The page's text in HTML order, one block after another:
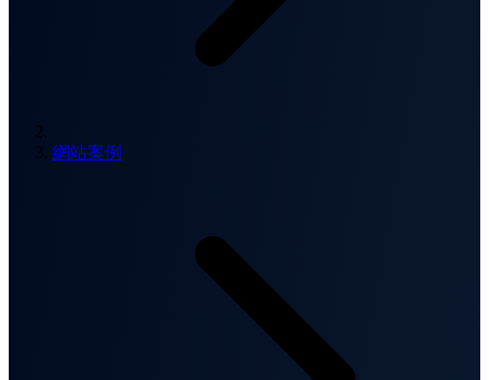
網站案例